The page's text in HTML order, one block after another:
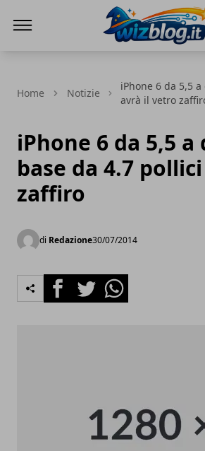
Home Notizie
iPhone 6 da 5,5
avrà il vetro
iPhone 6 da 5,5
base da 4.7
zaffiro
di Redazione30/07/2014
FacebookTwitterWhatsapp